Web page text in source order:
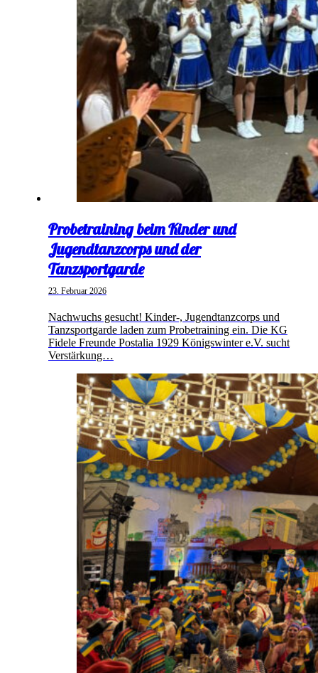
Probetraining beim Kinder und
Jugendtanzcorps und der
Tanzsportgarde
23. Februar 2026
Nachwuchs gesucht! Kinder-, Jugendtanzcorps und
Tanzsportgarde laden zum Probetraining ein. Die KG
Fidele Freunde Postalia 1929 Königswinter e.V. sucht
Verstärkung…